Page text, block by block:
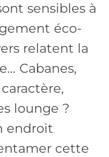
sensibles à
éco-
relatent la
Cabanes,
lounge ?
endroit
cette